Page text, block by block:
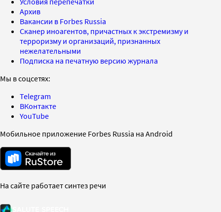
Архив
Вакансии в Forbes Russia
Сканер иноагентов, причастных к экстремизму и
терроризму и организаций, признанных
нежелательными
Подписка на печатную версию журнала
Мы в соцсетях:
Telegram
ВКонтакте
YouTube
Мобильное приложение Forbes Russia на Android
На сайте работает синтез речи